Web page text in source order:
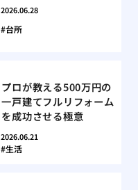
2026.06.28
台所
プロが教える500万円の
一戸建てフルリフォーム
を成功させる極意
2026.06.21
生活